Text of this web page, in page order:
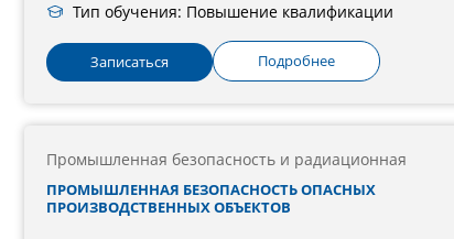
Тип обучения: Повышение квалификации
Записаться Подробнее
Промышленная безопасность и радиационная
ПРОМЫШЛЕННАЯ БЕЗОПАСНОСТЬ ОПАСНЫХ
ПРОИЗВОДСТВЕННЫХ ОБЪЕКТОВ